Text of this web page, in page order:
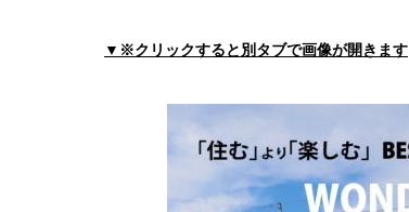
▼※クリックすると別タブで画像が開きます